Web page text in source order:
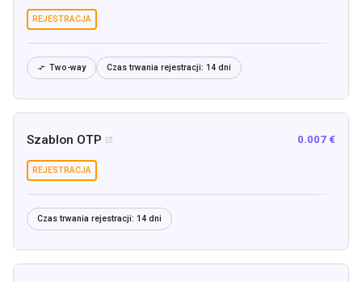
REJESTRACJA
 Two-way Czas trwania rejestracji: 14 dni
Szablon OTP  0.007 €
REJESTRACJA
Czas trwania rejestracji: 14 dni